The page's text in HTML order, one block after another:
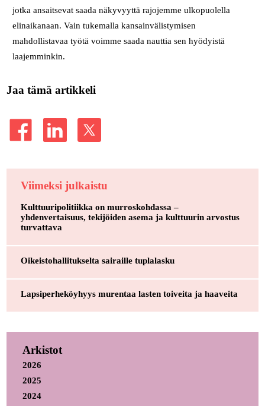
jotka ansaitsevat saada näkyvyyttä rajojemme ulkopuolella
elinaikanaan. Vain tukemalla kansainvälistymisen
mahdollistavaa työtä voimme saada nauttia sen hyödyistä
laajemminkin.
Jaa tämä artikkeli
Viimeksi julkaistu
Kulttuuripolitiikka on murroskohdassa –
yhdenvertaisuus, tekijöiden asema ja kulttuurin arvostus
turvattava
Oikeistohallitukselta sairaille tuplalasku
Lapsiperheköyhyys murentaa lasten toiveita ja haaveita
Arkistot
2026
2025
2024